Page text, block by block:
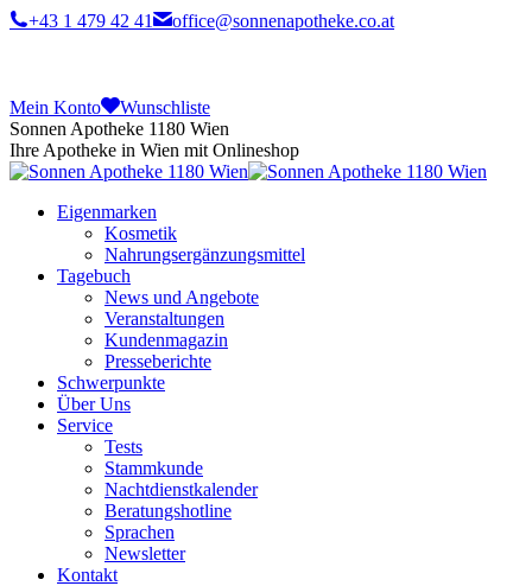
+43 1 479 42 41 office@sonnenapotheke.co.at
Mein Konto
Wunschliste
Sonnen Apotheke 1180 Wien
Ihre Apotheke in Wien mit Onlineshop
Eigenmarken
Kosmetik
Nahrungsergänzungsmittel
Tagebuch
News und Angebote
Veranstaltungen
Kundenmagazin
Presseberichte
Schwerpunkte
Über Uns
Service
Tests
Stammkunde
Nachtdienstkalender
Beratungshotline
Sprachen
Newsletter
Kontakt